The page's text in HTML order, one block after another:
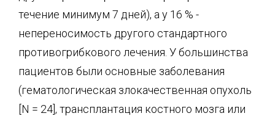
течение минимум 7 дней), а у 16 % -
непереносимость другого стандартного
противогрибкового лечения. У большинства
пациентов были основные заболевания
(гематологическая злокачественная опухоль
[N = 24], трансплантация костного мозга или